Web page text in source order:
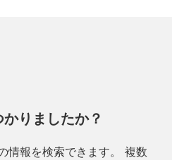
りましたか？
情報を検索できます。 複数